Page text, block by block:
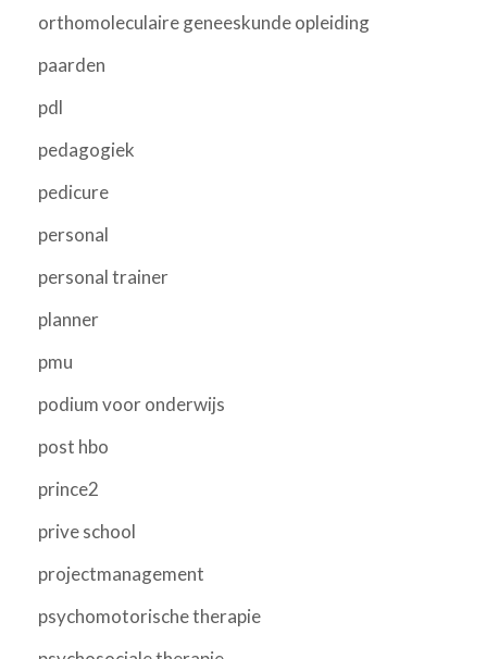
orthomoleculaire geneeskunde opleiding
paarden
pdl
pedagogiek
pedicure
personal
personal trainer
planner
pmu
podium voor onderwijs
post hbo
prince2
prive school
projectmanagement
psychomotorische therapie